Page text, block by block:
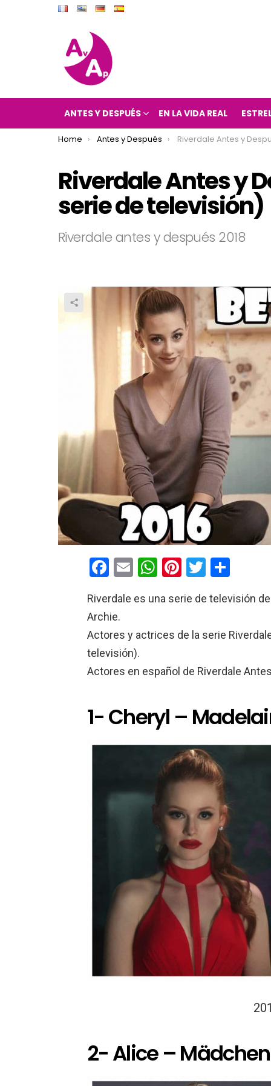
ANTES Y DESPUÉS EN LA VIDA REAL
You are here:
Home Antes y Después Riverdale Antes y Después 2018
Riverdale Antes y
serie de televisión)
Riverdale antes y después 2018
F
ce
b
o
o
E
ail
W
at
A
p
Pi
er
es
t
T
tt
er
m
p
ar
tir
Riverdale es una serie de televisión
Archie.
Actores y actrices de la serie
televisión).
Actores en español de Riverdale
1- Cheryl –
2- Alice –